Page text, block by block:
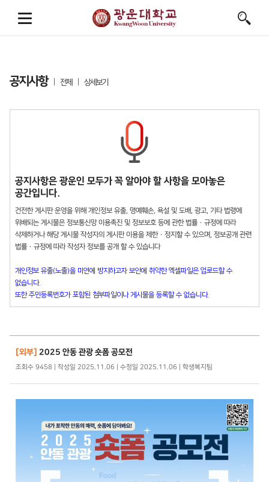
공지사항 전체 상세보기
공지사항은 광운인 모두가 꼭 알아야 할 사항을 모아놓은
공간입니다.
건전한 게시판 운영을 위해 개인정보 유출, 명예훼손, 욕설 및 도배, 광고, 기타 법령에
위배되는 게시물은 정보통신망 이용촉진 및 정보보호 등에 관한 법률 · 규정에 따라
삭제하거나 해당 게시물 작성자의 게시판 이용을 제한 · 정지할 수 있으며, 정보공개 관련
법률 · 규정에 따라 작성자 정보를 공개 할 수 있습니다
개인정보 유출(노출)을 미연에 방지하고자 보안에 취약한 엑셀파일은 업로드할 수
없습니다.
또한 주민등록번호가 포함된 첨부파일이나 게시물을 등록할 수 없습니다.
[외부] 2025 안동 관광 숏폼 공모전
조회수 9458 | 작성일 2025.11.06 | 수정일 2025.11.06 | 학생복지팀